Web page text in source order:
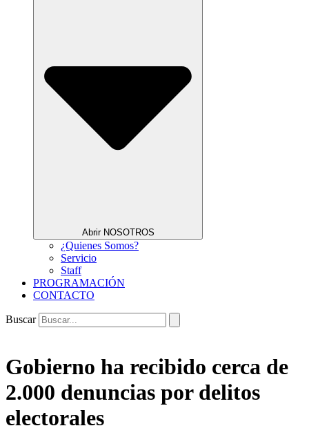
Abrir NOSOTROS
¿Quienes Somos?
Servicio
Staff
PROGRAMACIÓN
CONTACTO
Buscar
Gobierno ha recibido cerca de
2.000 denuncias por delitos
electorales